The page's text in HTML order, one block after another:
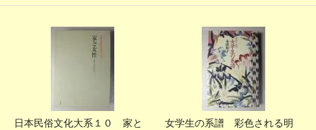
日本民俗文化大系１０ 家と
女学生の系譜 彩色される明